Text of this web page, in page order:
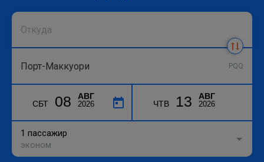
PQQ
СБТ 08 АВГ
2026 ЧТВ 13 АВГ
2026
1 пассажир
эконом